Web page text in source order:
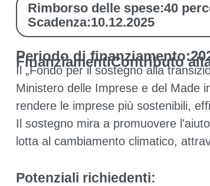
Rimborso delle spese:40
Scadenza:10.12.2025
Periodo di finanziamento:
FinanziamentiContributo
Il „Fondo per il sostegno alla
Ministero delle Imprese e del Made
rendere le imprese più sostenibili,
Il sostegno mira a promuovere
lotta al cambiamento climatico,
Potenziali richiedenti: